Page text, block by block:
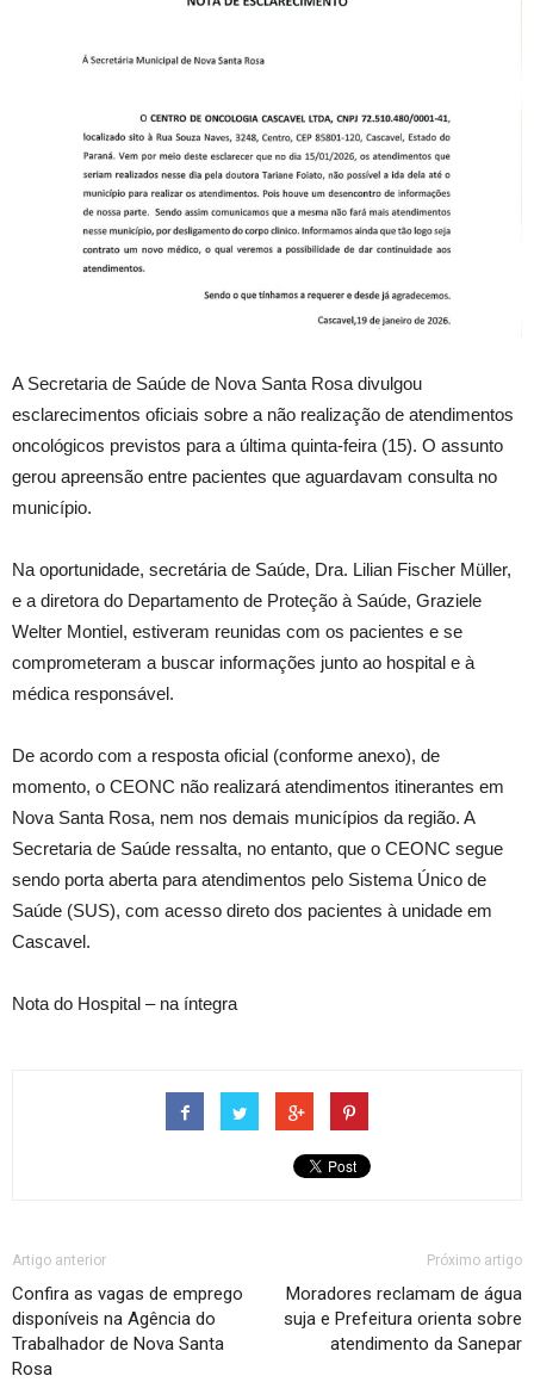
A Secretaria de Saúde de Nova Santa Rosa divulgou
esclarecimentos oficiais sobre a não realização de atendimentos
oncológicos previstos para a última quinta-feira (15). O assunto
gerou apreensão entre pacientes que aguardavam consulta no
município.
Na oportunidade, secretária de Saúde, Dra. Lilian Fischer Müller,
e a diretora do Departamento de Proteção à Saúde, Graziele
Welter Montiel, estiveram reunidas com os pacientes e se
comprometeram a buscar informações junto ao hospital e à
médica responsável.
De acordo com a resposta oficial (conforme anexo), de
momento, o CEONC não realizará atendimentos itinerantes em
Nova Santa Rosa, nem nos demais municípios da região. A
Secretaria de Saúde ressalta, no entanto, que o CEONC segue
sendo porta aberta para atendimentos pelo Sistema Único de
Saúde (SUS), com acesso direto dos pacientes à unidade em
Cascavel.
Nota do Hospital – na íntegra
Artigo anterior
Confira as vagas de emprego
disponíveis na Agência do
Trabalhador de Nova Santa
Rosa
Próximo artigo
Moradores reclamam de água
suja e Prefeitura orienta sobre
atendimento da Sanepar